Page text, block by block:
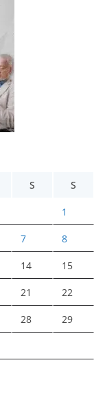
S S
1
7 8
14 15
21 22
28 29